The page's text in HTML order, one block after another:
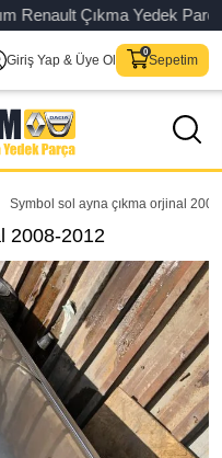
Renault Çıkma Yedek
Giriş Yap & Üye Ol Sepetim
Symbol sol ayna çıkma orjinal
2008-2012